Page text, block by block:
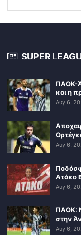
SUPER
ΠΑΟΚ-
και η
Αυγ 6,
Αυγ 6,
Ατάκο
Αυγ 6,
ΠΑΟΚ:
στην
Αυγ 6,